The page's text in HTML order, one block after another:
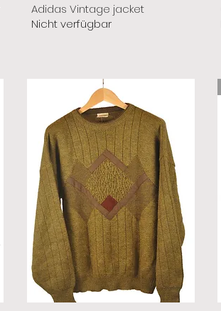
Adidas Vintage jacket
Nicht verfügbar